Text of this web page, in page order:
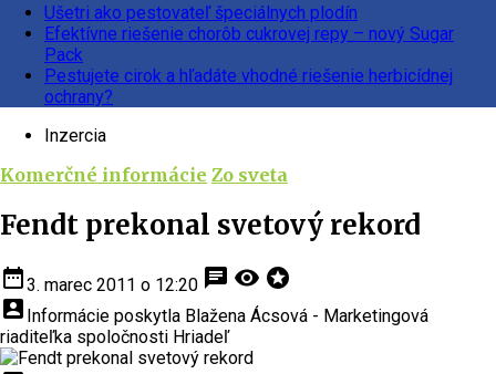
Ušetri ako pestovateľ špeciálnych plodín
Efektívne riešenie chorôb cukrovej repy – nový Sugar
Pack
Pestujete cirok a hľadáte vhodné riešenie herbicídnej
ochrany?
Inzercia
Komerčné informácie Zo sveta
Fendt prekonal svetový rekord
date_range3. marec 2011 o 12:20 chat visibility stars
account_box Informácie poskytla Blažena Ácsová - Marketingová
riaditeľka spoločnosti Hriadeľ